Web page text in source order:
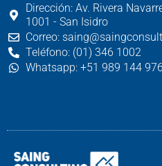
Dirección: Av. Rivera
1001 - San Isidro
Correo:
Teléfono: (01) 346 1002
Whatsapp: +51 989 144 976